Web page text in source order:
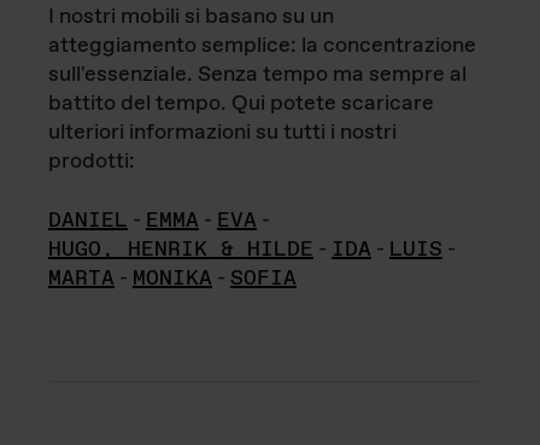
I nostri mobili si basano su un
atteggiamento semplice: la concentrazione
sull'essenziale. Senza tempo ma sempre al
battito del tempo. Qui potete scaricare
ulteriori informazioni su tutti i nostri
prodotti:
DANIEL - EMMA - EVA -
HUGO, HENRIK & HILDE - IDA - LUIS -
MARTA - MONIKA - SOFIA